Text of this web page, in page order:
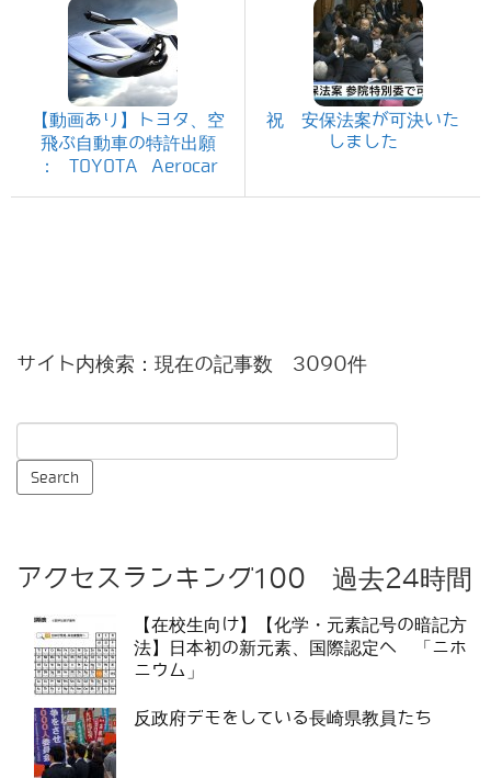
【動画あり】トヨタ、空
飛ぶ自動車の特許出願
： TOYOTA Aerocar
祝 安保法案が可決いた
しました
サイト内検索：現在の記事数 3090件
アクセスランキング100 過去24時間
【在校生向け】【化学・元素記号の暗記方
法】日本初の新元素、国際認定へ 「ニホ
ニウム」
反政府デモをしている長崎県教員たち